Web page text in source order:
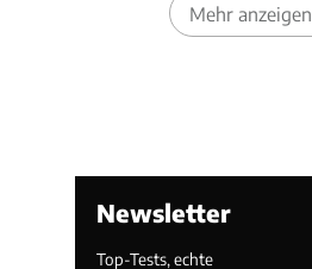
Mehr anzeigen
Newsletter
Top-Tests, echte